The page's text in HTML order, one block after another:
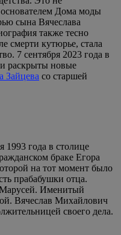
Дома моды
сына Вячеслава
также тесно
смерти кутюрье, стала
7 сентября 2023 года в
раскрыты новые
Зайцева со старшей
1993 года в столице
браке Егора
на тот момент было
прабабушки отца.
Марусей. Именитый
Вячеслав Михайлович
своего дела.